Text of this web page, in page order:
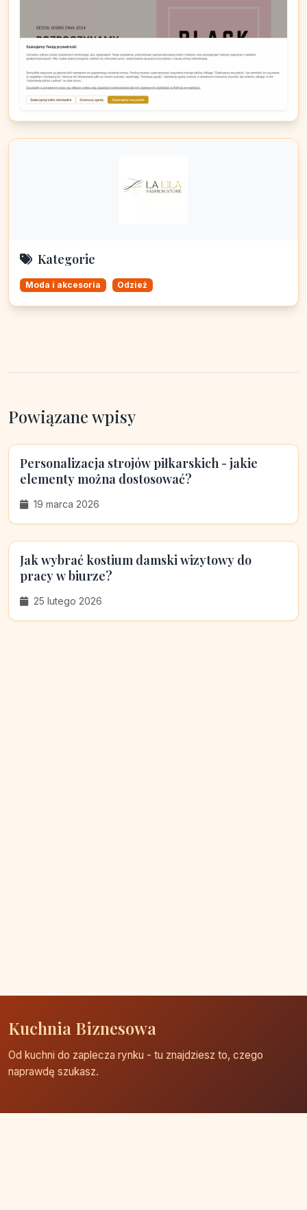
Kategorie
Moda i akcesoria Odzież
Powiązane wpisy
Personalizacja strojów piłkarskich - jakie
elementy można dostosować?
19 marca 2026
Jak wybrać kostium damski wizytowy do
pracy w biurze?
25 lutego 2026
Kuchnia Biznesowa
Od kuchni do zaplecza rynku - tu znajdziesz to, czego
naprawdę szukasz.